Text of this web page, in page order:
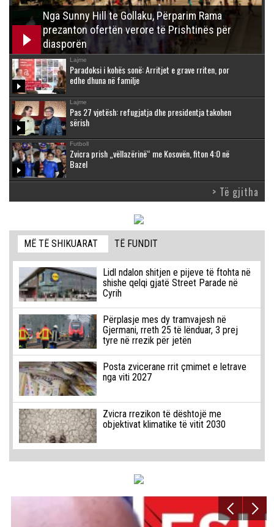
Nga Sunny Hill te Gollaku, Përparim Rama
prezanton ofertën verore të Prishtinës për
diasporën
Lajme
Paradoksi i kohës sonë: Arritjet e grave rriten, por
edhe dhuna në familje
Lajme
Pas 27 vjetësh: refugjatja dhe presidentja takohen
sërish
Futboll
Zvicra prish „vëllazërinë“ me Kosovën, fiton 4:0 në
Bazel
> Të gjitha
MË TË SHIKUARAT TË FUNDIT
Lidl ndalon shitjen e pijeve të ftohta në
shishe qelqi gjatë Street Parade në
Cyrih
Përplasje mes dy tramvajesh në
Gjermani, rreth 25 të lënduar, 3 prej
tyre në rrezik për jetën
Posta zvicerane rrit çmimet e letrave
nga viti 2027
Zvicra rrezikon të dështojë me
objektivat klimatike të vitit 2030